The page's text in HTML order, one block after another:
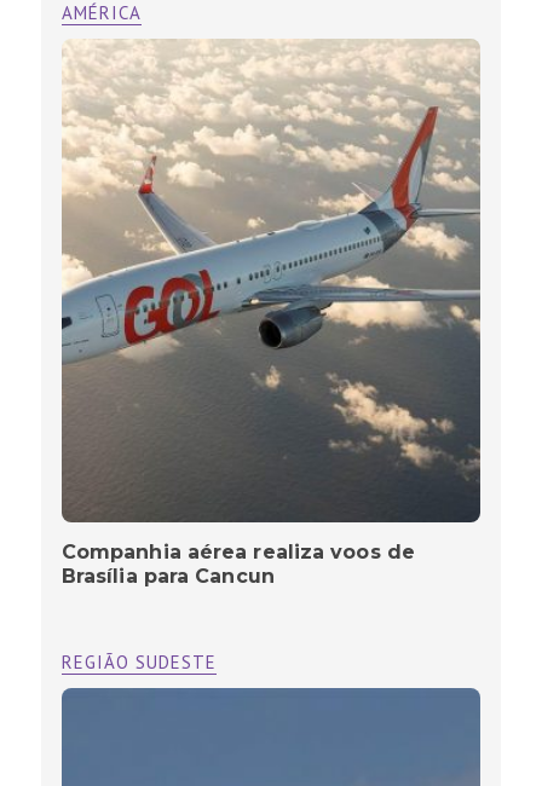
AMÉRICA
Companhia aérea realiza voos de
Brasília para Cancun
REGIÃO SUDESTE